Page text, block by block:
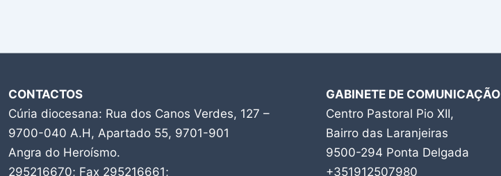
CONTACTOS
Cúria diocesana: Rua dos Canos Verdes, 127 –
9700-040 A.H, Apartado 55, 9701-901
Angra do Heroísmo.
295216670; Fax 295216661;
GABINETE DE COMUNICAÇÃO
Centro Pastoral Pio XII,
Bairro das Laranjeiras
9500-294 Ponta Delgada
+351912507980